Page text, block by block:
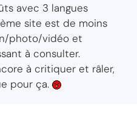
avec 3 langues
site est de moins
photo/vidéo et
à consulter.
à critiquer et râler,
pour ça.